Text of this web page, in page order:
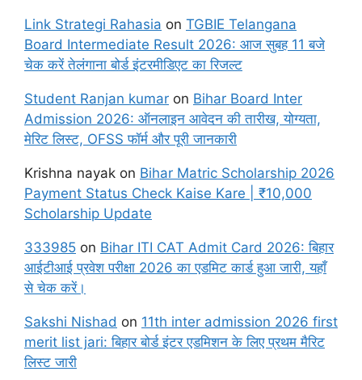
Link Strategi Rahasia on TGBIE Telangana
Board Intermediate Result 2026: आज सुबह 11 बजे
चेक करें तेलंगाना बोर्ड इंटरमीडिएट का रिजल्ट
Student Ranjan kumar on Bihar Board Inter
Admission 2026: ऑनलाइन आवेदन की तारीख, योग्यता,
मेरिट लिस्ट, OFSS फॉर्म और पूरी जानकारी
Krishna nayak on Bihar Matric Scholarship 2026
Payment Status Check Kaise Kare | ₹10,000
Scholarship Update
333985 on Bihar ITI CAT Admit Card 2026: बिहार
आईटीआई प्रवेश परीक्षा 2026 का एडमिट कार्ड हुआ जारी, यहाँ
से चेक करें।
Sakshi Nishad on 11th inter admission 2026 first
merit list jari: बिहार बोर्ड इंटर एडमिशन के लिए प्रथम मैरिट
लिस्ट जारी